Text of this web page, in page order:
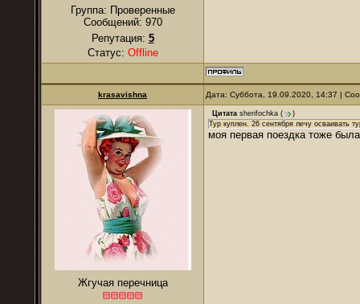
Группа: Проверенные
Сообщений: 970
Репутация: 5
Статус: Offline
krasavishna Дата: Суббота, 19.09.2020, 14:37 |
Жгучая перечница
Цитата sherifochka (
)
Тур куплен. 26 сентября лечу осваивать
моя первая поездка тоже